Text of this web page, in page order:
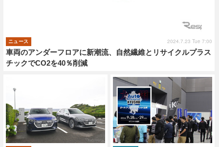
車両のアンダーフロアに新潮流、自然繊維とリサイクルプラス
チックでCO2を40％削減
ニュース 2024.7.23 Tue 7:00